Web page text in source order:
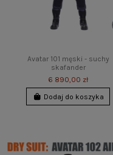
Avatar 101 męski - suchy
skafander
6 890,00 zł
Dodaj do koszyka